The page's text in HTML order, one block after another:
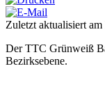
Zuletzt aktualisiert
Der TTC Grünweiß
Bezirksebene.